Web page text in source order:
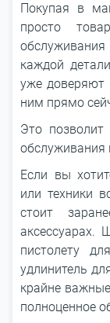
Покупая в
просто
каждой
уже доверяют
ним прямо
Это
обслуживания
Если вы
или техники
стоит
аксессуарах.
пистолету
удлинитель
крайне
полноценное